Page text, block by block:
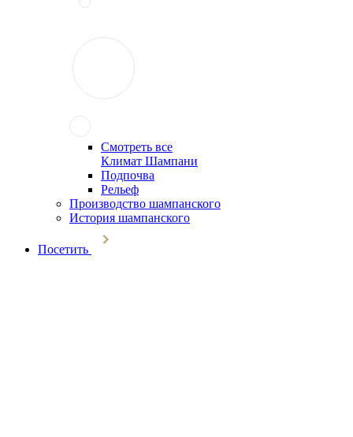
Смотреть все
Климат Шампани
Подпочва
Рельеф
Производство шампанского
История шампанского
Посетить